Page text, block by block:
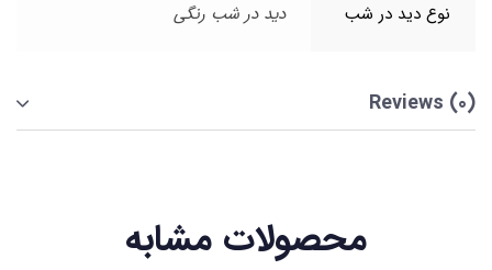
نوع دید در شب دید در شب رنگی
Reviews (0)
محصولات مشابه